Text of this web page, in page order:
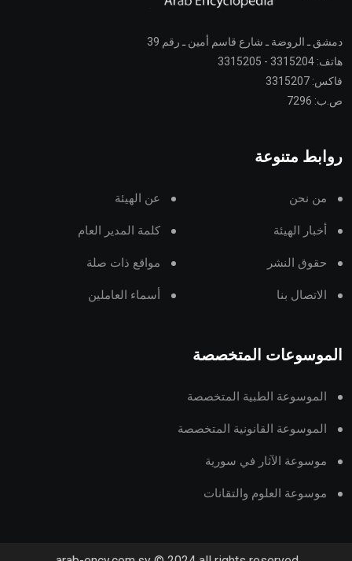
دمشق ـ الروضة ـ شارع قاسم أمين ـ رقم 39
هاتف: 3315204 - 3315205
فاكس: 3315207
ص.ب: 7296
روابط متنوعة
من نحن عن الهيئة
أخبار الهيئة كلمة المدير العام
حقوق النشر مواقع ذات صلة
الاتصال بنا أسماء العاملين
الموسوعات المتخصصة
الموسوعة الطبية المتخصصة
الموسوعة القانونية المتخصصة
موسوعة الآثار في سورية
موسوعة العلوم والتقانات